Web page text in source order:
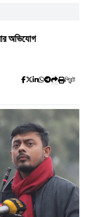
অভিযোগ
প্রিন্ট